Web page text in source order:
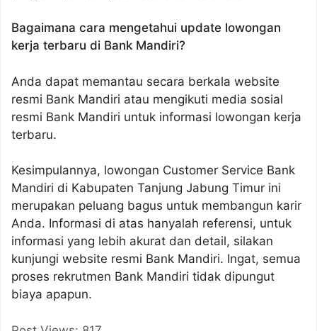
Bagaimana cara mengetahui update lowongan
kerja terbaru di Bank Mandiri?
Anda dapat memantau secara berkala website
resmi Bank Mandiri atau mengikuti media sosial
resmi Bank Mandiri untuk informasi lowongan kerja
terbaru.
Kesimpulannya, lowongan Customer Service Bank
Mandiri di Kabupaten Tanjung Jabung Timur ini
merupakan peluang bagus untuk membangun karir
Anda. Informasi di atas hanyalah referensi, untuk
informasi yang lebih akurat dan detail, silakan
kunjungi website resmi Bank Mandiri. Ingat, semua
proses rekrutmen Bank Mandiri tidak dipungut
biaya apapun.